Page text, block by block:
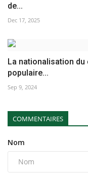
de...
Dec 17, 2025
La nationalisation du
populaire...
Sep 9, 2024
COMMENTAIRES
Nom